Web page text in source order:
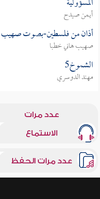
أيمن صيدح
أذان من فلسطين-بصوت صهيب
صهيب هاني خطبا
الشموخ5
مهند الدوسري
عدد مرات
الاستماع
عدد مرات الحفظ